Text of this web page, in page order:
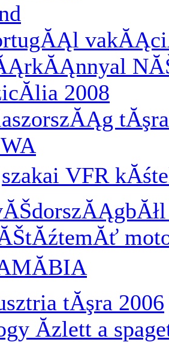
2008
VFR
tĂşra 2006
Ă­zlett a